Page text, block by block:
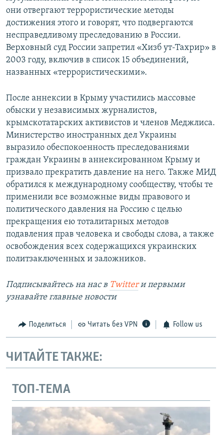
они отвергают террористические методы
достижения этого и говорят, что подвергаются
несправедливому преследованию в России.
Верховный суд России запретил «Хизб ут-Тахрир» в
2003 году, включив в список 15 объединений,
названных «террористическими».
После аннексии в Крыму участились массовые
обыски у независимых журналистов,
крымскотатарских активистов и членов Меджлиса.
Министерство иностранных дел Украины
выразило обеспокоенность преследованиями
граждан Украины в аннексированном Крыму и
призвало прекратить давление на него. Также МИД
обратился к международному сообществу, чтобы те
применили все возможные виды правового и
политического давления на Россию с целью
прекращения ею тоталитарных методов
подавления прав человека и свободы слова, а также
освобождения всех содержащихся украинских
политзаключенных и заложников.
Подписывайтесь на наc в Twitterи первыми
узнавайте главные новости
Поделиться Читать без VPN Follow us
ЧИТАЙТЕ ТАКЖЕ:
ТОП-ТЕМА